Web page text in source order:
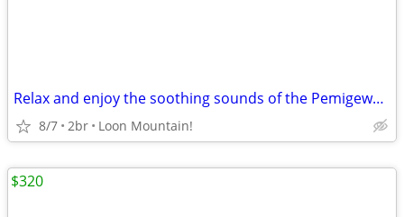
Relax and enjoy the soothing sounds of the Pemigewasset River in Loon
8/7 2br Loon Mountain!
$320